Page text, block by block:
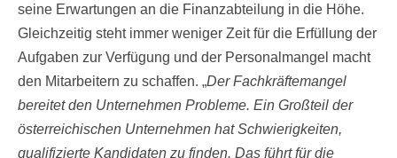
seine Erwartungen an die Finanzabteilung in die Höhe.
Gleichzeitig steht immer weniger Zeit für die Erfüllung der
Aufgaben zur Verfügung und der Personalmangel macht
den Mitarbeitern zu schaffen. „Der Fachkräftemangel
bereitet den Unternehmen Probleme. Ein Großteil der
österreichischen Unternehmen hat Schwierigkeiten,
qualifizierte Kandidaten zu finden. Das führt für die